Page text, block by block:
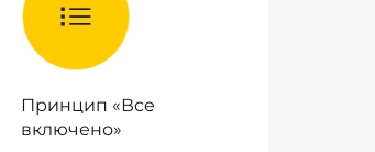
Принцип «Все
включено»